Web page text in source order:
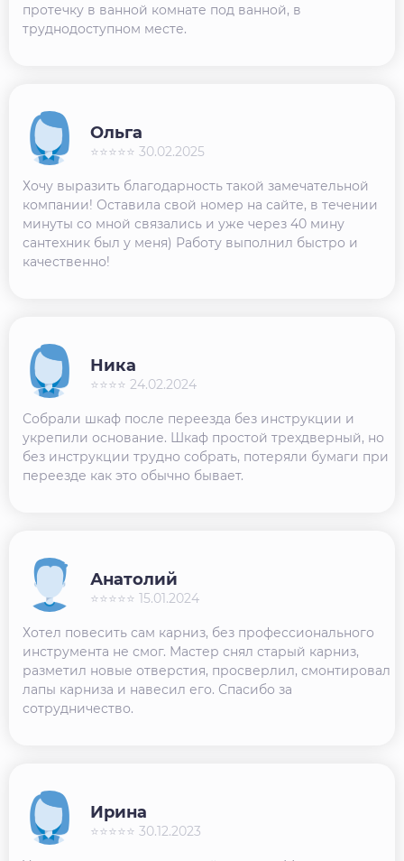
протечку в ванной комнате под ванной, в
труднодоступном месте.
Хочу выразить благодарность такой замечательной
компании! Оставила свой номер на сайте, в течении
минуты со мной связались и уже через 40 мину
сантехник был у меня) Работу выполнил быстро и
качественно!
Ольга
⭐⭐⭐⭐⭐ 30.02.2025
Собрали шкаф после переезда без инструкции и
укрепили основание. Шкаф простой трехдверный, но
без инструкции трудно собрать, потеряли бумаги при
переезде как это обычно бывает.
Ника
⭐⭐⭐⭐ 24.02.2024
Хотел повесить сам карниз, без профессионального
инструмента не смог. Мастер снял старый карниз,
разметил новые отверстия, просверлил, смонтировал
лапы карниза и навесил его. Спасибо за
сотрудничество.
Анатолий
⭐⭐⭐⭐⭐ 15.01.2024
Ирина
⭐⭐⭐⭐⭐ 30.12.2023